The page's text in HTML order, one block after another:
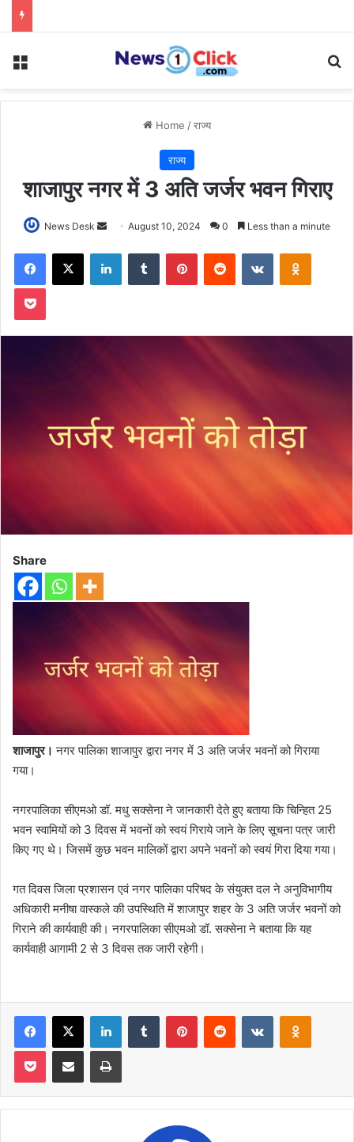
Menu
Home /राज्य
राज्य
शाजापुर नगर में 3 अति जर्जर भवन गिराए
News Desk
Send
email
August 10, 2024 0 Less than a minute
Facebook
X LinkedInTumblr PinterestReddit VKontakte
Pocket
Share
शाजापुर। नगर पालिका शाजापुर द्वारा नगर में 3 अति जर्जर भवनों को गिराया
गया।
नगरपालिका सीएमओ डॉ. मधु सक्सेना ने जानकारी देते हुए बताया कि चिन्हित 25
भवन स्वामियों को 3 दिवस में भवनों को स्वयं गिराये जाने के लिए सूचना पत्र जारी
किए गए थे। जिसमें कुछ भवन मालिकों द्वारा अपने भवनों को स्वयं गिरा दिया गया।
गत दिवस जिला प्रशासन एवं नगर पालिका परिषद के संयुक्त दल ने अनुविभागीय
अधिकारी मनीषा वास्कले की उपस्थिति में शाजापुर शहर के 3 अति जर्जर भवनों को
गिराने की कार्यवाही की। नगरपालिका सीएमओ डॉ. सक्सेना ने बताया कि यह
कार्यवाही आगामी 2 से 3 दिवस तक जारी रहेगी।
Facebook
X LinkedInTumblr PinterestReddit VKontakte
Pocket Share via Email Print